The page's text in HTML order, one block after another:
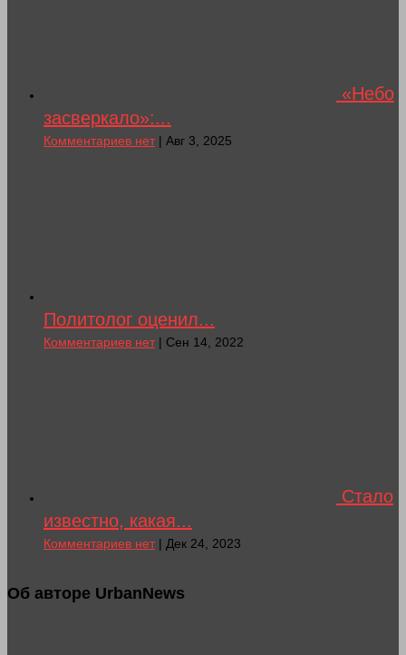
«Небо
засверкало»:...
Комментариев нет| Авг 3, 2025
Политолог оценил...
Комментариев нет| Сен 14, 2022
Стало
известно, какая...
Комментариев нет| Дек 24, 2023
Об авторе UrbanNews